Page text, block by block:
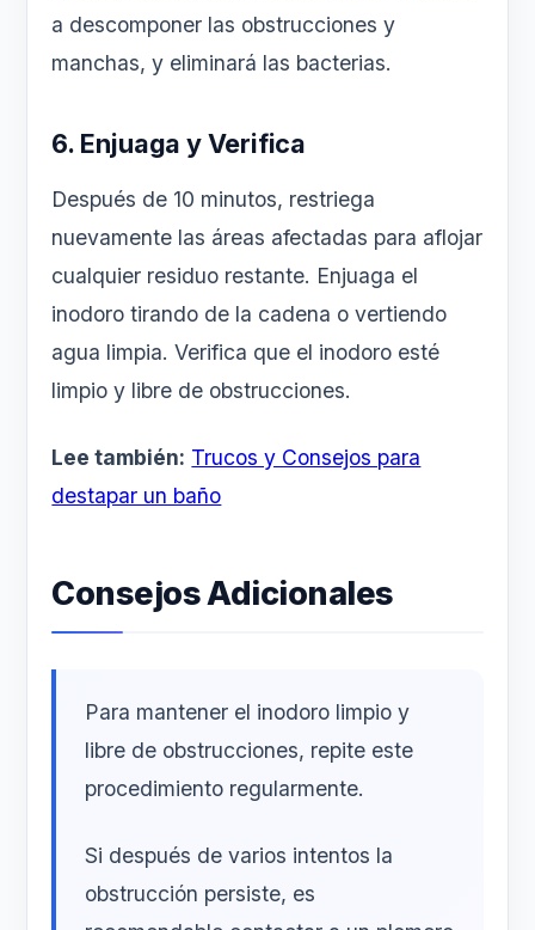
a descomponer las obstrucciones y
manchas, y eliminará las bacterias.
6. Enjuaga y Verifica
Después de 10 minutos, restriega
nuevamente las áreas afectadas para aflojar
cualquier residuo restante. Enjuaga el
inodoro tirando de la cadena o vertiendo
agua limpia. Verifica que el inodoro esté
limpio y libre de obstrucciones.
Lee también: Trucos y Consejos para
destapar un baño
Consejos Adicionales
Para mantener el inodoro limpio y
libre de obstrucciones, repite este
procedimiento regularmente.
Si después de varios intentos la
obstrucción persiste, es